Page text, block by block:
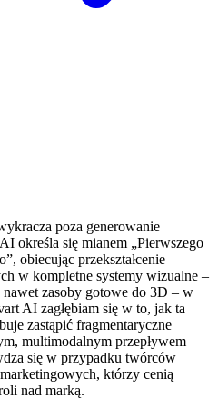
poza generowanie
określa się mianem „Pierwszego
obiecując przekształcenie
w kompletne systemy wizualne –
zasoby gotowe do 3D – w
AI zagłębiam się w to, jak ta
zastąpić fragmentaryczne
multimodalnym przepływem
się w przypadku twórców
którzy cenią
nad marką.